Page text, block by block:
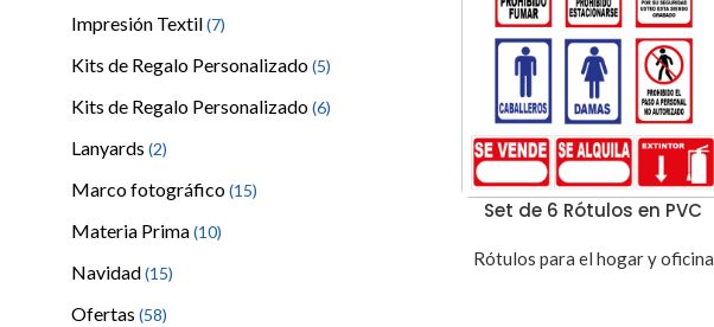
Impresión Textil(7)
Kits de Regalo Personalizado(5)
Kits de Regalo Personalizado(6)
Lanyards (2)
Marco fotográfico(15)
Materia Prima(10)
Navidad(15)
Ofertas (58)
Set de 6 Rótulos en PVC
Rótulos para el hogar y oficina